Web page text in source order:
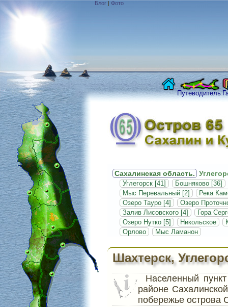
Блог | Фото
Путеводитель
Сахалинская область.
Углегорск [41]
Бошняково [36]
Мыс Перевальный [2]
Река
Озеро Тауро [4]
Озеро
Залив Лисовского [4]
Гора
Озеро Нутко [5]
Никольское
Орлово
Мыс Ламанон
Шахтерск,
Населенный
районе
побережье острова